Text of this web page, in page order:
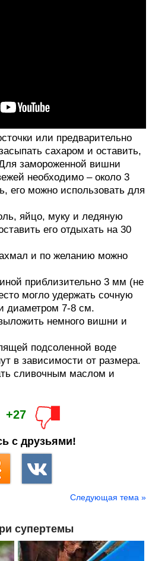
или предварительно
сахаром и оставить,
замороженной вишни
необходимо – около 3
его можно использовать для
яйцо, муку и ледяную
его отдыхать на 30
и по желанию можно
приблизительно 3 мм (не
могло удержать сочную
диаметром 7-8 см.
немного вишни и
подсоленной воде
в зависимости от размера.
сливочным маслом и
+27
с друзьями!
Следующая тема »
супертемы